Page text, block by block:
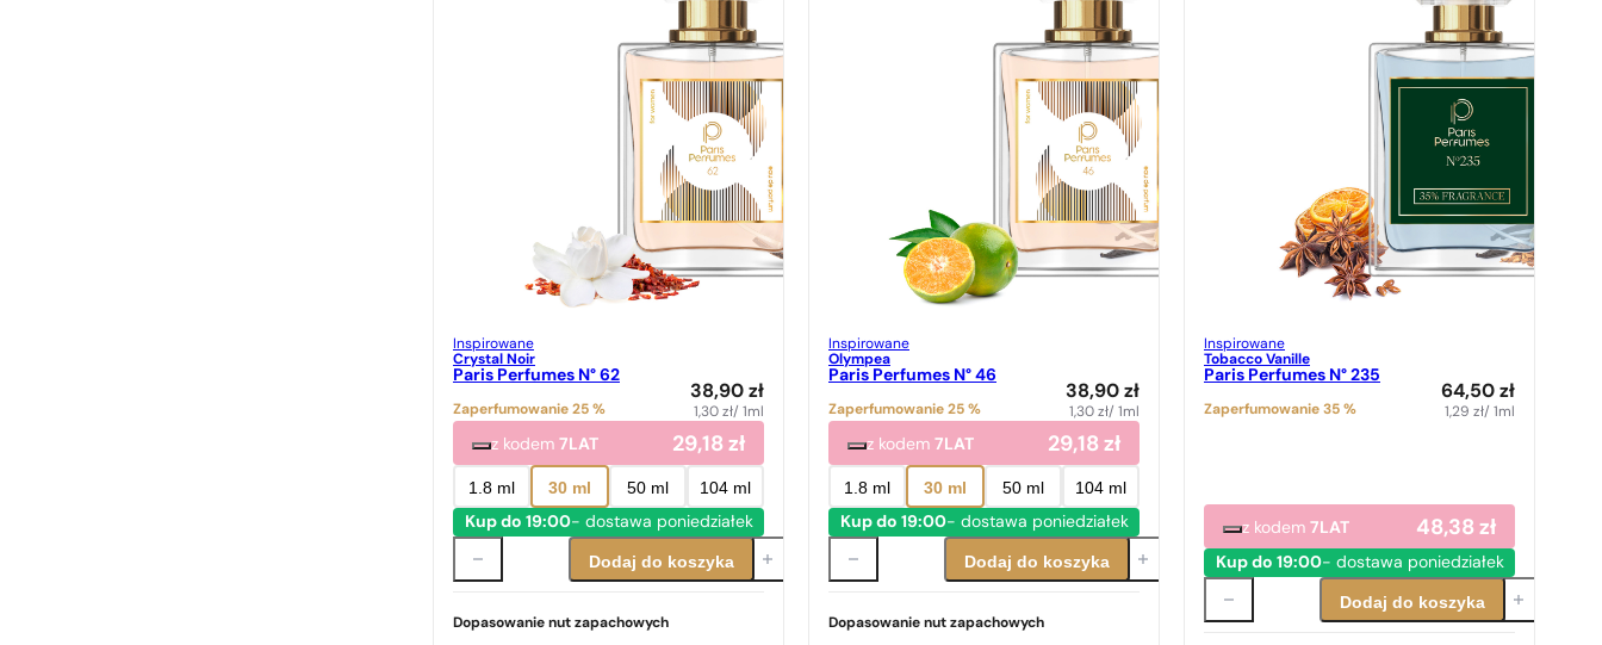
Inspirowane
Crystal Noir
Paris Perfumes N° 62
Zaperfumowanie 25 %
38,90 zł
1,30 zł/ 1ml
z kodem 7LAT 29,18 zł
1.8 ml 30 ml 50 ml 104 ml
Kup do 19:00- dostawa poniedziałek
Dodaj do koszyka
Dopasowanie nut zapachowych
Inspirowane
Olympea
Paris Perfumes N° 46
Zaperfumowanie 25 %
38,90 zł
1,30 zł/ 1ml
z kodem 7LAT 29,18 zł
1.8 ml 30 ml 50 ml 104 ml
Kup do 19:00- dostawa poniedziałek
Dodaj do koszyka
Dopasowanie nut zapachowych
Inspirowane
Tobacco Vanille
Paris Perfumes N° 235
Zaperfumowanie 35 %
64,50 zł
1,29 zł/ 1ml
z kodem 7LAT 48,38 zł
Kup do 19:00- dostawa poniedziałek
Dodaj do koszyka